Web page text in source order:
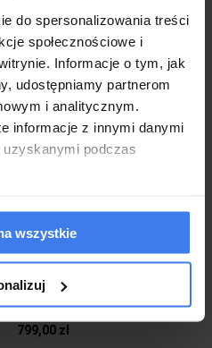
do spersonalizowania treści
społecznościowe i
Informacje o tym, jak
udostępniamy partnerom
i analitycznym.
informacje z innymi danymi
podczas
wszystkie
do koszyka
MOOSEE lampa ścienna ROCHE 100
799,00 zł